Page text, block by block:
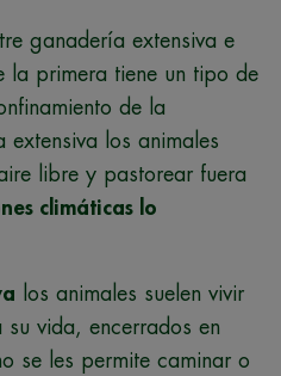
ganadería extensiva e
la primera tiene un tipo de
de la
extensiva los animales
libre y pastorear fuera
climáticas lo
los animales suelen vivir
vida, encerrados en
se les permite caminar o